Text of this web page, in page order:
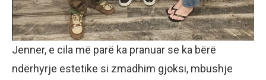
Jenner, e cila më parë ka pranuar se ka bërë
ndërhyrje estetike si zmadhim gjoksi, mbushje